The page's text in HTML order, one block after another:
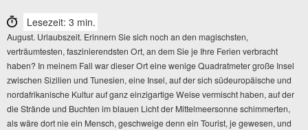
Lesezeit: 3 min.
August. Urlaubszeit. Erinnern Sie sich noch an den magischsten,
verträumtesten, faszinierendsten Ort, an dem Sie je Ihre Ferien verbracht
haben? In meinem Fall war dieser Ort eine wenige Quadratmeter große Insel
zwischen Sizilien und Tunesien, eine Insel, auf der sich südeuropäische und
nordafrikanische Kultur auf ganz einzigartige Weise vermischt haben, auf der
die Strände und Buchten im blauen Licht der Mittelmeersonne schimmerten,
als wäre dort nie ein Mensch, geschweige denn ein Tourist, je gewesen, und